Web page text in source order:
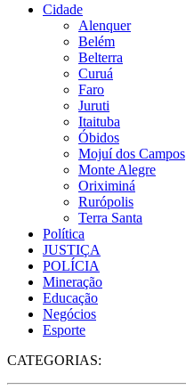
Cidade
Alenquer
Belém
Belterra
Curuá
Faro
Juruti
Itaituba
Óbidos
Mojuí dos Campos
Monte Alegre
Oriximiná
Rurópolis
Terra Santa
Política
JUSTIÇA
POLÍCIA
Mineração
Educação
Negócios
Esporte
CATEGORIAS: